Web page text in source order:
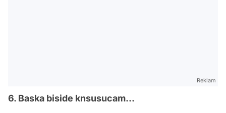
Reklam
6. Baska biside knsusucam...